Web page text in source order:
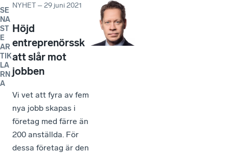
SE
NA
ST
E
AR
TIK
LA
RN
A
NYHET –29 juni 2021
Höjd
entreprenörssk
att slår mot
jobben
Vi vet att fyra av fem
nya jobb skapas i
företag med färre än
200 anställda. För
dessa företag är den